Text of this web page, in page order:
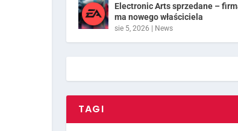
Electronic Arts sprzedane –
ma nowego właściciela
sie 5, 2026 | News
TAGI